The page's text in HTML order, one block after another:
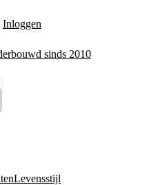
Inloggen
sinds 2010
Levensstijl